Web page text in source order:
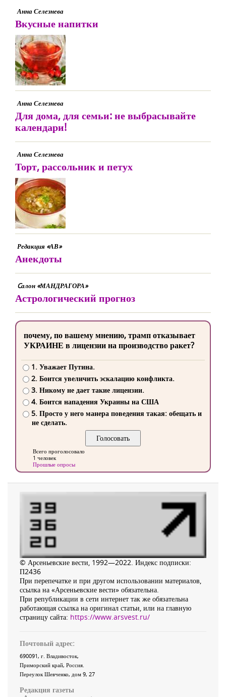
Анна Селезнева
Вкусные напитки
Анна Селезнева
Для дома, для семьи: не выбрасывайте
календари!
Анна Селезнева
Торт, рассольник и петух
Редакция «АВ»
Анекдоты
Cалон «МАНДРАГОРА»
Астрологический прогноз
почему, по вашему мнению, трамп отказывает
УКРАИНЕ в лицензии на производство ракет?
1. Уважает Путина.
2. Боится увеличить эскалацию конфликта.
3. Никому не дает такие лицензии.
4. Боится нападения Украины на США
5. Просто у него манера поведения такая: обещать и
не сделать.
Всего проголосовало
1 человек
Прошлые опросы
© Арсеньевские вести, 1992—2022. Индекс подписки:
П2436
При перепечатке и при другом использовании материалов,
ссылка на «Арсеньевские вести» обязательна.
При републикации в сети интернет так же обязательна
работающая ссылка на оригинал статьи, или на главную
страницу сайта: https://www.arsvest.ru/
Почтовый адрес:
690091, г. Владивосток,
Приморский край, Россия
Переулок Шевченко, дом 9, 27
Редакция газеты